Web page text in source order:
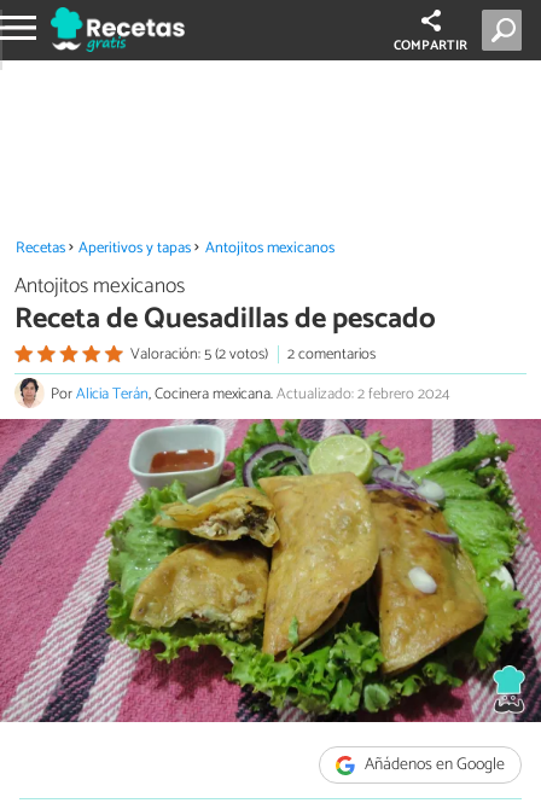
COMPARTIR
Recetas Aperitivos y tapas Antojitos mexicanos
Antojitos mexicanos
Receta de Quesadillas de pescado
Valoración: 5 (2 votos)
2 comentarios
PorAlicia Terán, Cocinera mexicana.Actualizado: 2 febrero 2024
Añádenos en Google